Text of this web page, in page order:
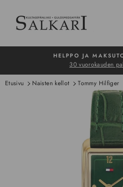
sisältöön
HELPPO JA
30 vuorokauden
Etusivu Naisten kellot Tommy Hilfiger